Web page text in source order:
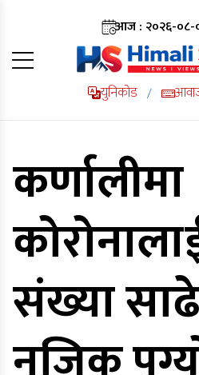
आज : २०२६-०८-
युनिकोड /
कर्णालीमा
संख्या